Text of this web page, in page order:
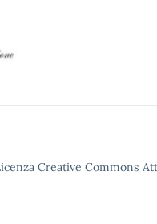
Creative Commons